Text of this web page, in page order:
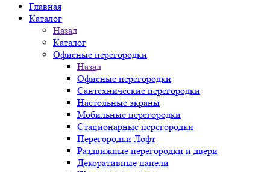
Главная
Каталог
Назад
Каталог
Офисные перегородки
Назад
Офисные перегородки
Сантехнические перегородки
Настольные экраны
Мобильные перегородки
Стационарные перегородки
Перегородки Лофт
Раздвижные перегородки и двери
Декоративные панели